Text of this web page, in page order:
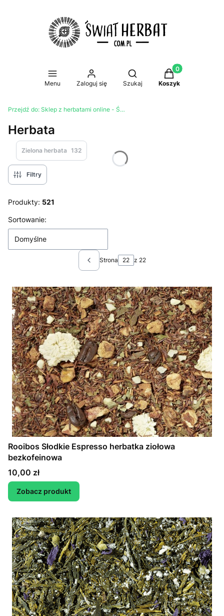
Menu Zaloguj się
Otwórz wyszukiwarkę
Szukaj
Produkty w
Koszyk
Przejdź do: Sklep z herbatami online - Świat Herbat
Herbata
Zielona herbata 132
Filtry
Produkty: 521
Lista produktów
Sortowanie:
Domyślne
Poprzednie produkty
Strona z 22
Rooibos Słodkie Espresso herbatka ziołowa
bezkofeinowa
Cena
10,00 zł
Zobacz produkt